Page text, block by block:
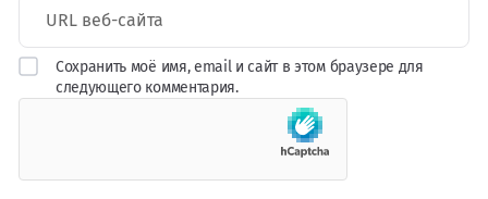
Сохранить моё имя, email и сайт в этом браузере для
следующего комментария.